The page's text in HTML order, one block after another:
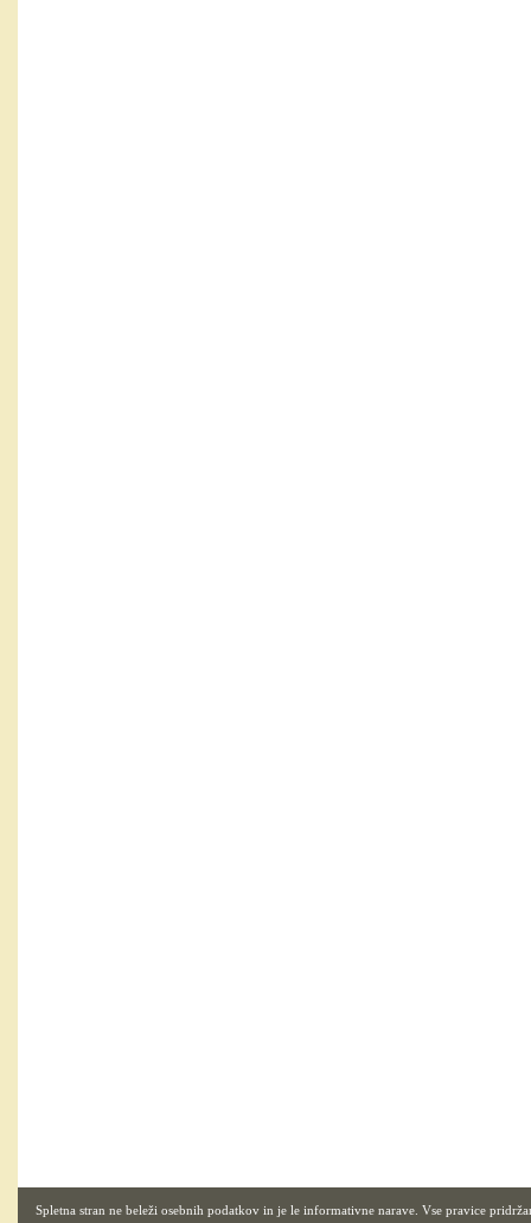
Spletna stran ne beleži osebnih podatkov in je le informativne narave. Vse pravice